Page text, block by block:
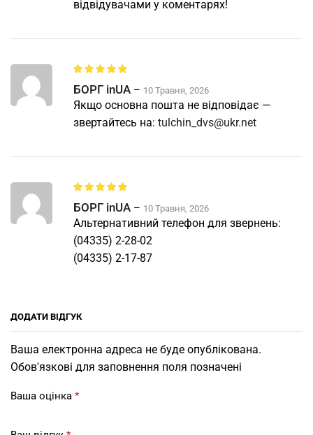
відвідувачами у коментарях!
БОРГ inUA – 10 Травня, 2026
Якщо основна пошта не відповідає —
звертайтесь на: tulchin_dvs@ukr.net
БОРГ inUA – 10 Травня, 2026
Альтернативний телефон для звернень:
(04335) 2-28-02
(04335) 2-17-87
ДОДАТИ ВІДГУК
Ваша електронна адреса не буде опублікована.
Обов'язкові для заповнення поля позначені
Ваша оцінка *